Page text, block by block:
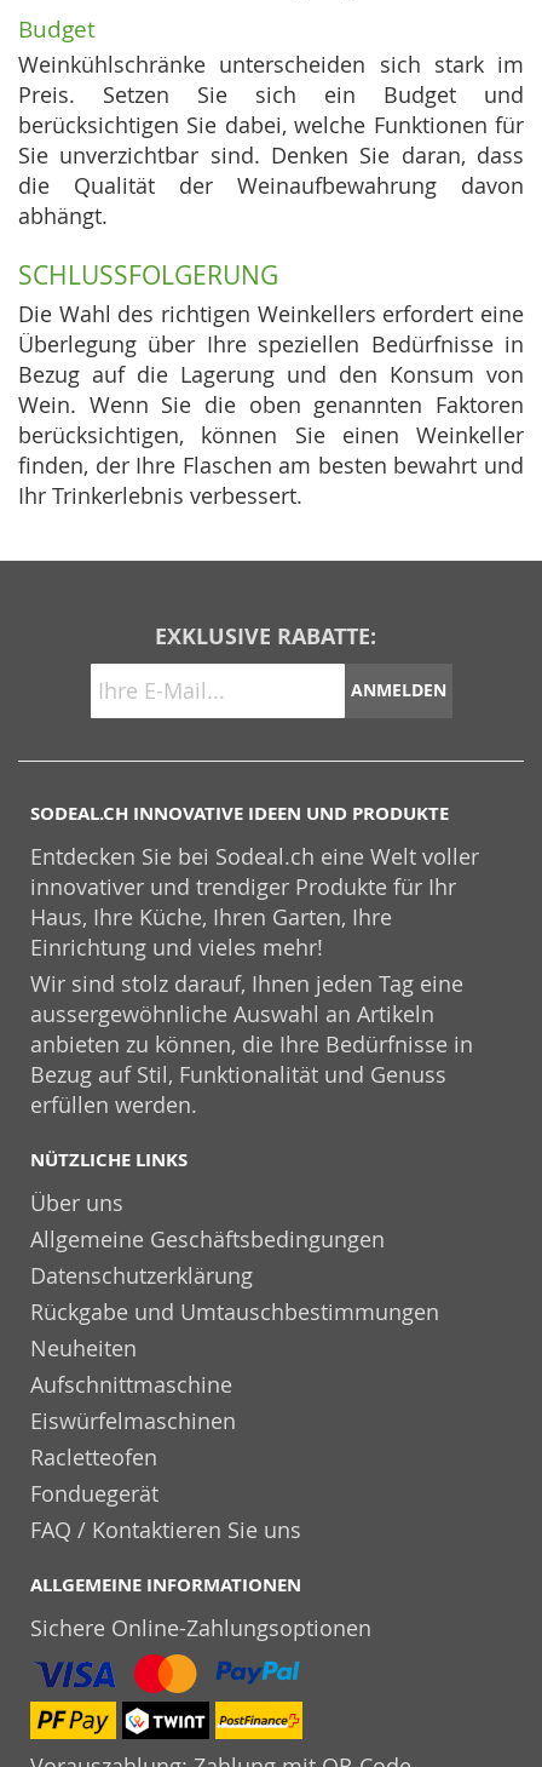
Budget
Weinkühlschränke unterscheiden sich stark im
Preis. Setzen Sie sich ein Budget und
berücksichtigen Sie dabei, welche Funktionen für
Sie unverzichtbar sind. Denken Sie daran, dass
die Qualität der Weinaufbewahrung davon
abhängt.
SCHLUSSFOLGERUNG
Die Wahl des richtigen Weinkellers erfordert eine
Überlegung über Ihre speziellen Bedürfnisse in
Bezug auf die Lagerung und den Konsum von
Wein. Wenn Sie die oben genannten Faktoren
berücksichtigen, können Sie einen Weinkeller
finden, der Ihre Flaschen am besten bewahrt und
Ihr Trinkerlebnis verbessert.
EXKLUSIVE RABATTE:
ANMELDEN
SODEAL.CH INNOVATIVE IDEEN UND PRODUKTE
Entdecken Sie bei Sodeal.ch eine Welt voller
innovativer und trendiger Produkte für Ihr
Haus, Ihre Küche, Ihren Garten, Ihre
Einrichtung und vieles mehr!
Wir sind stolz darauf, Ihnen jeden Tag eine
aussergewöhnliche Auswahl an Artikeln
anbieten zu können, die Ihre Bedürfnisse in
Bezug auf Stil, Funktionalität und Genuss
erfüllen werden.
NÜTZLICHE LINKS
Über uns
Allgemeine Geschäftsbedingungen
Datenschutzerklärung
Rückgabe und Umtauschbestimmungen
Neuheiten
Aufschnittmaschine
Eiswürfelmaschinen
Racletteofen
Fonduegerät
FAQ / Kontaktieren Sie uns
ALLGEMEINE INFORMATIONEN
Sichere Online-Zahlungsoptionen